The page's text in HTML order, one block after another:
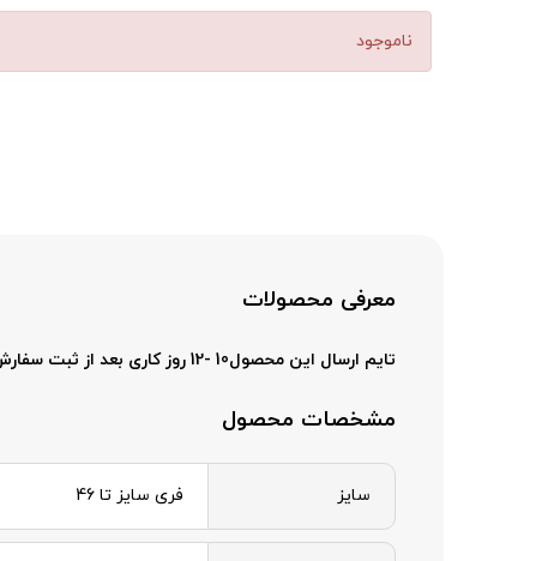
ناموجود
معرفی محصولات
تایم ارسال این محصول10 -12 روز کاری بعد از ثبت سفارش میباشد.
مشخصات محصول
سایز فری سایز تا 46